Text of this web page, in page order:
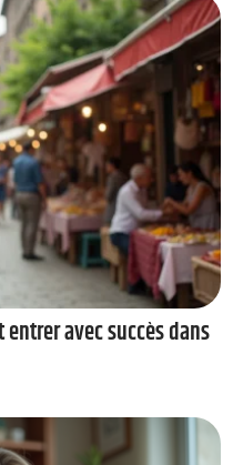
avec succès dans